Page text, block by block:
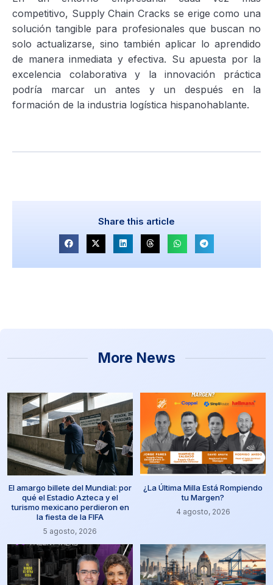
competitivo, Supply Chain Cracks se erige como una
solución tangible para profesionales que buscan no
solo actualizarse, sino también aplicar lo aprendido
de manera inmediata y efectiva. Su apuesta por la
excelencia colaborativa y la innovación práctica
podría marcar un antes y un después en la
formación de la industria logística hispanohablante.
Share this article
More News
El amargo billete del Mundial: por
qué el Estadio Azteca y el
turismo mexicano perdieron en
la fiesta de la FIFA
5 agosto, 2026
¿La Última Milla Está Rompiendo
tu Margen?
4 agosto, 2026